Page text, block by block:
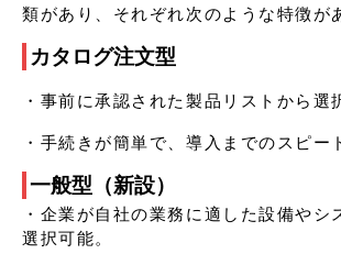
類があり、それぞれ次のような特徴が
カタログ注文型
・事前に承認された製品リストから選
・手続きが簡単で、導入までのスピー
一般型（新設）
・企業が自社の業務に適した設備やシ
選択可能。